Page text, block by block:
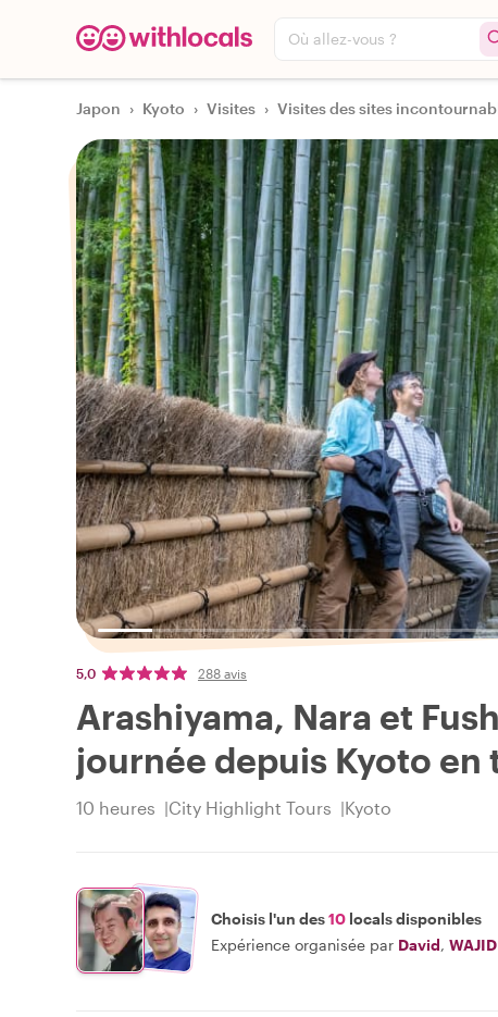
Où allez-vous ?
Japon › Kyoto › Visites › Visites des sites
5,0 288 avis
Arashiyama, Nara et
journée depuis Kyoto en
10 heures City Highlight Tours Kyoto
Choisis l'un des10 locals disponibles
Expérience organisée par David, WAJID